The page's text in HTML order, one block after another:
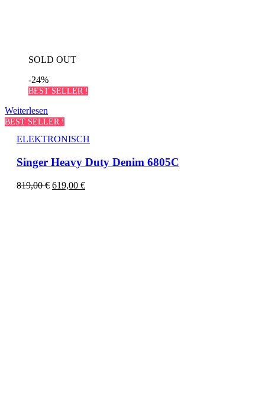
SOLD OUT
-24%
BEST SELLER !
Weiterlesen
BEST SELLER !
ELEKTRONISCH
Singer Heavy Duty Denim 6805C
819,00€ 619,00 €